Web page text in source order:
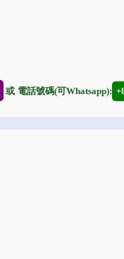
或 電話號碼(可Whatsapp):